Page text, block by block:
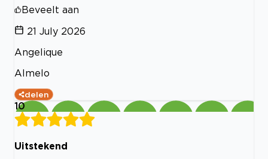
Beveelt aan
21 July 2026
Angelique
Almelo
delen
10
Uitstekend